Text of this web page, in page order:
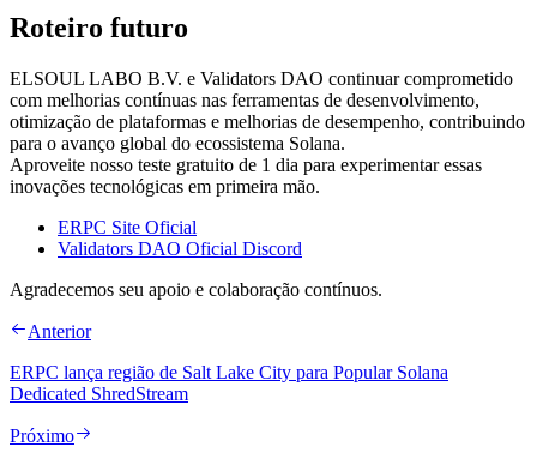
Roteiro futuro
ELSOUL LABO B.V. e Validators DAO continuar comprometido
com melhorias contínuas nas ferramentas de desenvolvimento,
otimização de plataformas e melhorias de desempenho, contribuindo
para o avanço global do ecossistema Solana.
Aproveite nosso teste gratuito de 1 dia para experimentar essas
inovações tecnológicas em primeira mão.
ERPC Site Oficial
Validators DAO Oficial Discord
Agradecemos seu apoio e colaboração contínuos.
Anterior
ERPC lança região de Salt Lake City para Popular Solana
Dedicated ShredStream
Próximo